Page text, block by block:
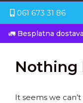
061 673 31 86
🚛 Besplatna
Nothing
It seems we